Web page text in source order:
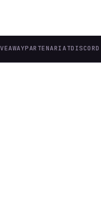
PARTENARIATDISCORD